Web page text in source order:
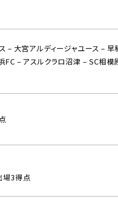
– 大宮アルディージャユース – 早
FC – アスルクラロ沼津 – SC相模
場3得点